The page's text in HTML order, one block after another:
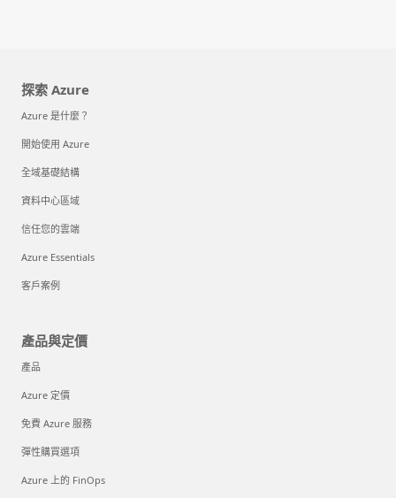
探索 Azure
Azure 是什麼？
開始使用 Azure
全域基礎結構
資料中心區域
信任您的雲端
Azure Essentials
客戶案例
產品與定價
產品
Azure 定價
免費 Azure 服務
彈性購買選項
Azure 上的 FinOps